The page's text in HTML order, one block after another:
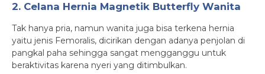
2. Celana Hernia Magnetik Butterfly Wanita
Tak hanya pria, namun wanita juga bisa terkena hernia
yaitu jenis Femoralis, dicirikan dengan adanya penjolan di
pangkal paha sehingga sangat mengganggu untuk
beraktivitas karena nyeri yang ditimbulkan.